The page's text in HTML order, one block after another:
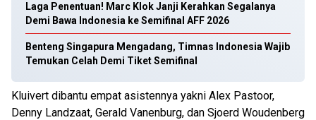
Laga Penentuan! Marc Klok Janji Kerahkan Segalanya
Demi Bawa Indonesia ke Semifinal AFF 2026
Benteng Singapura Mengadang, Timnas Indonesia Wajib
Temukan Celah Demi Tiket Semifinal
Kluivert dibantu empat asistennya yakni Alex Pastoor,
Denny Landzaat, Gerald Vanenburg, dan Sjoerd Woudenberg